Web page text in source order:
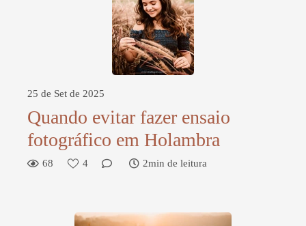
25 de Set de 2025
Quando evitar fazer ensaio
fotográfico em Holambra
68 4 2min de leitura